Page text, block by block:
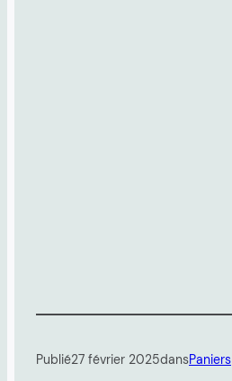
Publié27 février 2025dansPaniers